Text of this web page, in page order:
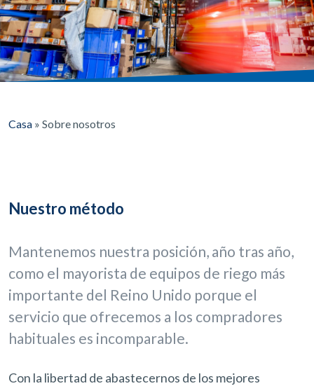
Casa » Sobre nosotros
Nuestro método
Mantenemos nuestra posición, año tras año,
como el mayorista de equipos de riego más
importante del Reino Unido porque el
servicio que ofrecemos a los compradores
habituales es incomparable.
Con la libertad de abastecernos de los mejores